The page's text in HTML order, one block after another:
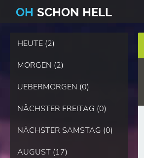
OH SCHON HELL
HEUTE (2)
MORGEN (2)
UEBERMORGEN (0)
NÄCHSTER FREITAG (0)
NÄCHSTER SAMSTAG (0)
AUGUST (17)